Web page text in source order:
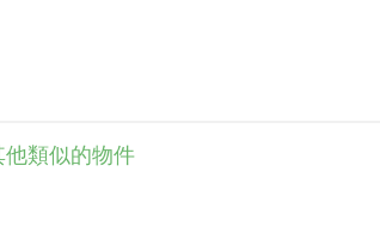
他類似的物件